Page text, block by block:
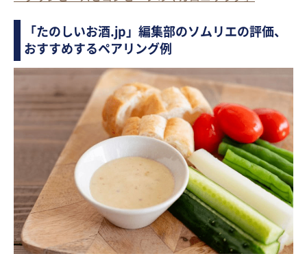
「たのしいお酒.jp」編集部のソムリエの評価、
おすすめするペアリング例